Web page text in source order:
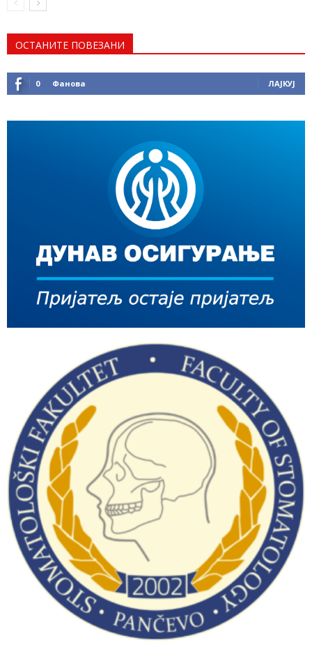
ОСТАНИТЕ ПОВЕЗАНИ
0 Фанова ЛАЈКУЈ